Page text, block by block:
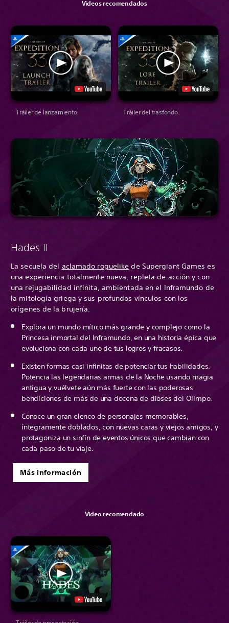
Videos recomendados
Tráiler de lanzamiento Tráiler del trasfondo
Hades II
La secuela del aclamado roguelike de Supergiant Games es
una experiencia totalmente nueva, repleta de acción y con
una rejugabilidad infinita, ambientada en el Inframundo de
la mitología griega y sus profundos vínculos con los
orígenes de la brujería.
Explora un mundo mítico más grande y complejo como la
Princesa inmortal del Inframundo, en una historia épica que
evoluciona con cada uno de tus logros y fracasos.
Existen formas casi infinitas de potenciar tus habilidades.
Potencia las legendarias armas de la Noche usando magia
antigua y vuélvete aún más fuerte con las poderosas
bendiciones de más de una docena de dioses del Olimpo.
Conoce un gran elenco de personajes memorables,
íntegramente doblados, con nuevas caras y viejos amigos, y
protagoniza un sinfín de eventos únicos que cambian con
cada paso de tu viaje.
Más información
Video recomendado